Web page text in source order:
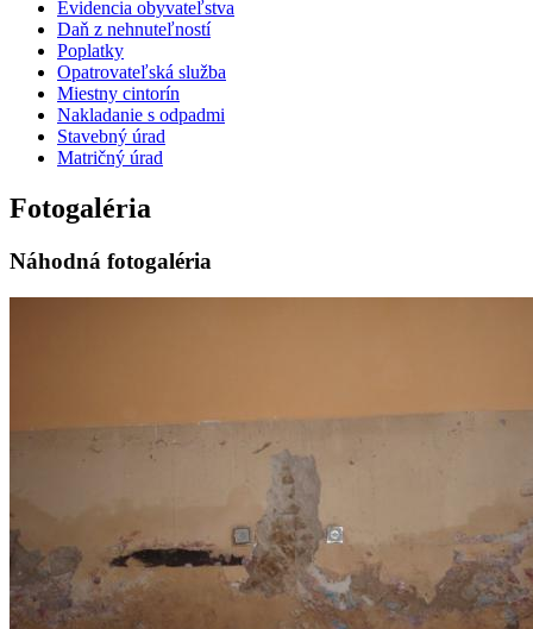
Evidencia obyvateľstva
Daň z nehnuteľností
Poplatky
Opatrovateľská služba
Miestny cintorín
Nakladanie s odpadmi
Stavebný úrad
Matričný úrad
Fotogaléria
Náhodná fotogaléria